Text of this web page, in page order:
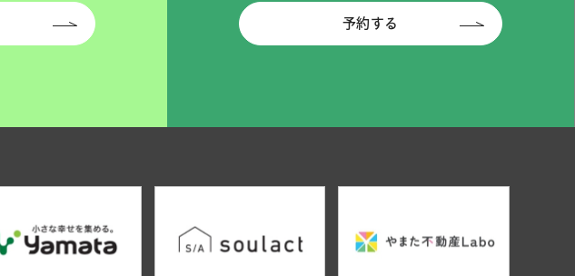
予約する